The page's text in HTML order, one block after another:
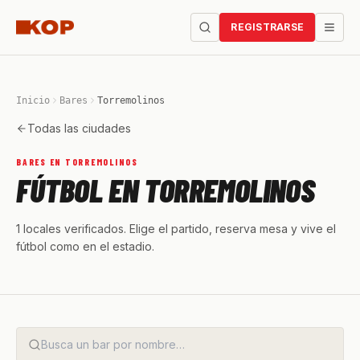
REGISTRARSE
Inicio Bares Torremolinos
Todas las ciudades
BARES EN TORREMOLINOS
FÚTBOL EN TORREMOLINOS
1 locales verificados. Elige el partido, reserva mesa y vive el
fútbol como en el estadio.